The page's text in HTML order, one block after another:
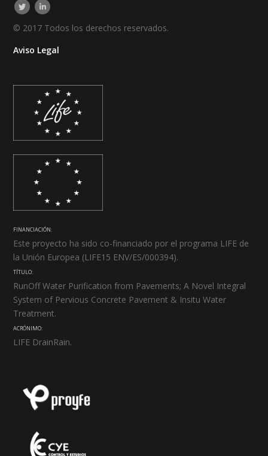
© 2017 Todos los derechos reservados.
Aviso Legal
FINANCIACIÓN:
Este proyecto ha sido co-financiado por el programa LIFE de
la Unión Europea (LIFE15 ENV/ES/000394).
TÍTULO:
RunOff Water Purification from Pavements; A Novel Integral
System of Pervious Concrete Pavement & Insitu Water
Treatment.
ACRÓNIMO:
LIFE DrainRain.